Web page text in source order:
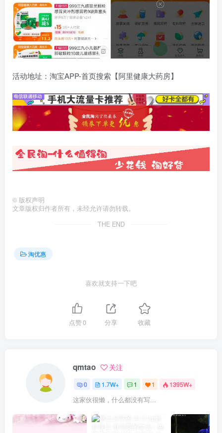
活动地址：淘宝APP-首页搜索【阿里健康大药房】
© 版权声明
文章版权归作者所有，未经允许请勿转载。
THE END
淘优惠
喜欢就支持一下吧
点赞0 分享 收藏
qmtao 关注
0 1.7W+ 1 1 1395W+
这家伙很懒，什么都没有写...